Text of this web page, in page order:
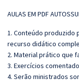
AULAS EM PDF
1. Conteúdo produzido
recurso didático
2. Material prático que
3. Exercícios
4. Serão ministrados